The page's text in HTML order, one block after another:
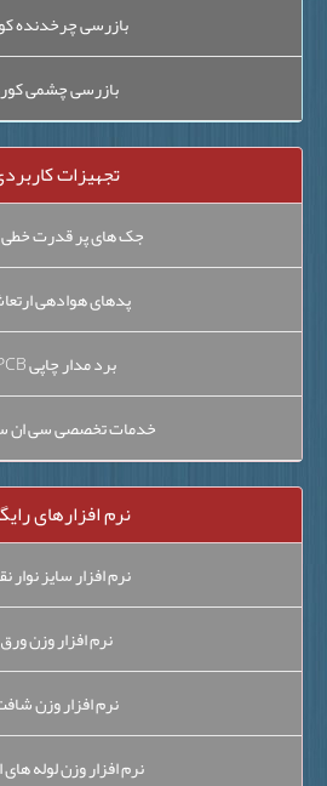
بازرسی چرخدنده کوره
بازرسی چشمی کوره
تجهیزات کاربردی
جک های پر قدرت خطی برقی
پدهای هوادهی ارتعاشی
برد مدار چاپی PCB
خدمات تخصصی سی ان سی cnc
نرم افزارهای رایگان
نرم افزار سایز نوار نقاله
نرم افزار وزن ورق
نرم افزار وزن شافت
نرم افزار وزن لوله های اینچی